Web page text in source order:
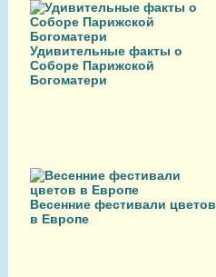
Удивительные факты о
Соборе Парижской
Богоматери
Весенние фестивали цветов
в Европе